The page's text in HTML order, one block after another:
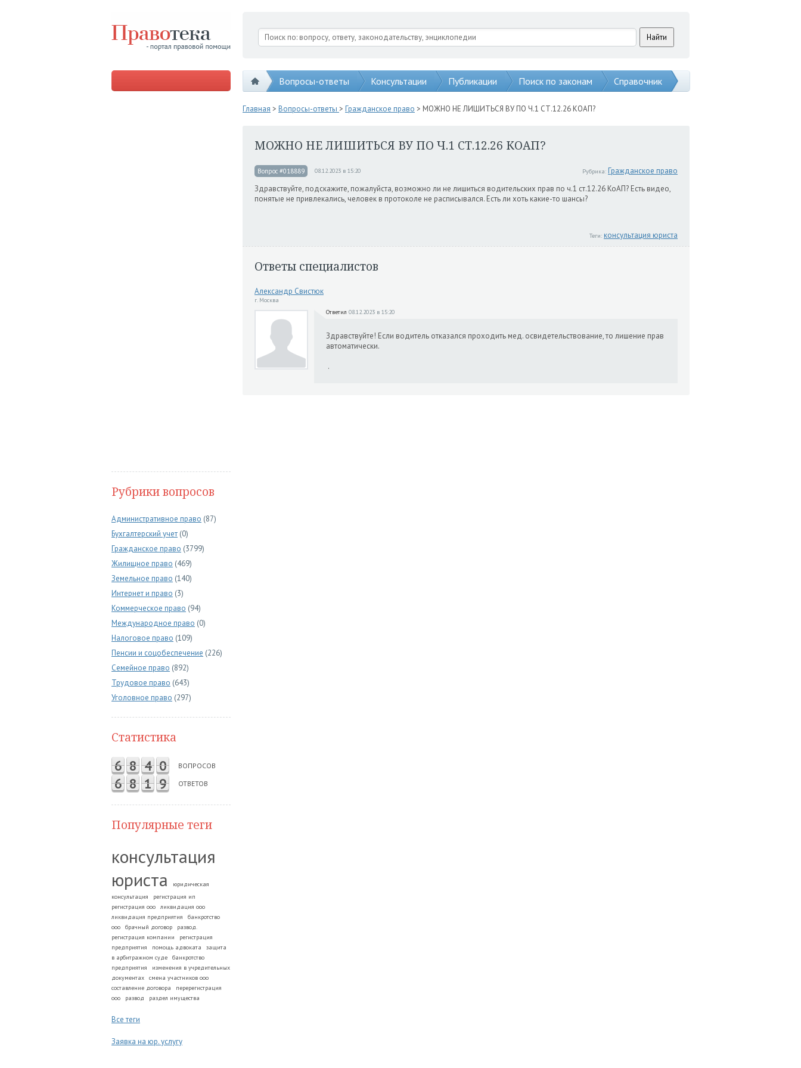
Вопросы-ответы Консультации Публикации Поиск по законам Справочник
Рубрики вопросов
Административное право (87)
Бухгалтерский учет (0)
Гражданское право (3799)
Жилищное право (469)
Земельное право (140)
Интернет и право (3)
Коммерческое право (94)
Международное право (0)
Налоговое право (109)
Пенсии и соцобеспечение (226)
Семейное право (892)
Трудовое право (643)
Уголовное право (297)
Статистика
6 8 4 0 ВОПРОСОВ
6 8 1 9 ОТВЕТОВ
Популярные теги
консультация
юриста
юридическая
консультация
регистрация ип
регистрация ооо
ликвидация ооо
ликвидация предприятия
банкротство
ооо
брачный договор
развод.
регистрация компании
регистрация
предприятия
помощь адвоката
защита
в арбитражном суде
банкротство
предприятия
изменения в учредительных
документах
смена участников ооо
составление договора
перерегистрация
ооо
развод раздел имущества
Все теги
Заявка на юр. услугу
Главная > Вопросы-ответы > Гражданское право > МОЖНО НЕ ЛИШИТЬСЯ ВУ ПО Ч.1 СТ.12.26 КОАП?
МОЖНО НЕ ЛИШИТЬСЯ ВУ ПО Ч.1 СТ.12.26 КОАП?
Вопрос #018889 08.12.2023 в 15:20 Рубрика: Гражданское право
Здравствуйте, подскажите, пожалуйста, возможно ли не лишиться водительских прав по ч.1 ст.12.26 КоАП? Есть видео,
понятые не привлекались, человек в протоколе не расписывался. Есть ли хоть какие-то шансы?
Теги: консультация юриста
Ответы специалистов
Александр Свистюк
г. Москва
Ответил 08.12.2023 в 15:20
Здравствуйте! Если водитель отказался проходить мед. освидетельствование, то лишение прав
автоматически.
.